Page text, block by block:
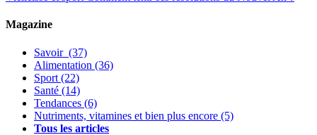
Magazine
Savoir (37)
Alimentation (36)
Sport (22)
Santé (14)
Tendances (6)
Nutriments, vitamines et bien plus encore (5)
Tous les articles